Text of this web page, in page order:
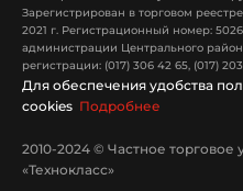
Зарегистрирован в торговом
2021 г. Регистрационный номер:
администрации Центрального
регистрации: (017) 306 42 65, (017)
Для обеспечения удобства
cookies Подробнее
2010-2024 © Частное торговое
«Технокласс»